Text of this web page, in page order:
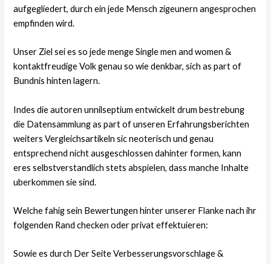
aufgegliedert, durch ein jede Mensch zigeunern angesprochen
empfinden wird.
Unser Ziel sei es so jede menge Single men and women &
kontaktfreudige Volk genau so wie denkbar, sich as part of
Bundnis hinten lagern.
Indes die autoren unnilseptium entwickelt drum bestrebung
die Datensammlung as part of unseren Erfahrungsberichten
weiters Vergleichsartikeln sic neoterisch und genau
entsprechend nicht ausgeschlossen dahinter formen, kann
eres selbstverstandlich stets abspielen, dass manche Inhalte
uberkommen sie sind.
Welche fahig sein Bewertungen hinter unserer Flanke nach ihr
folgenden Rand checken oder privat effektuieren:
Sowie es durch Der Seite Verbesserungsvorschlage &